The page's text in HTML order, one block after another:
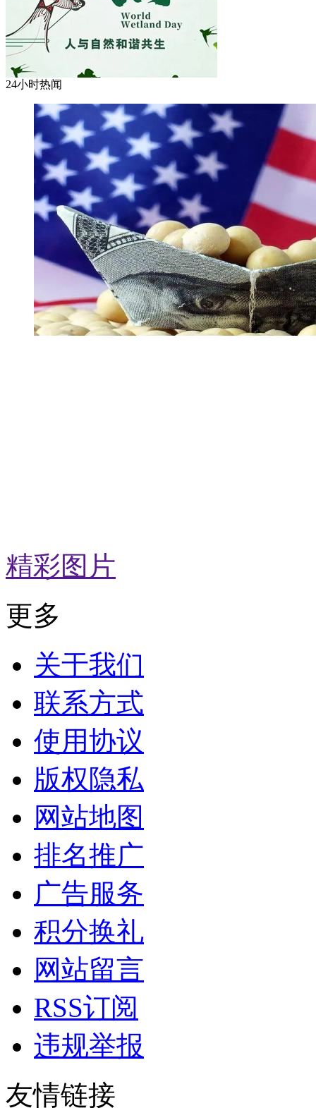
24小时热闻
世界一头活到老死的家养猪，活着争相合影，走了有新
精彩图片
更多
关于我们
联系方式
使用协议
版权隐私
网站地图
排名推广
广告服务
积分换礼
网站留言
RSS订阅
违规举报
友情链接